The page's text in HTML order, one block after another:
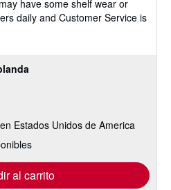
Estados Unidos de America
al carrito
have some shelf wear or
daily and Customer Service is